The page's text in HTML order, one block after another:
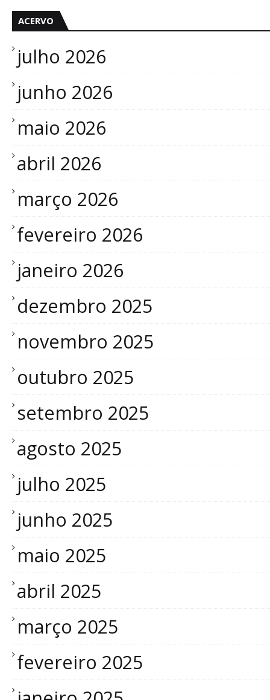
ACERVO
julho 2026
junho 2026
maio 2026
abril 2026
março 2026
fevereiro 2026
janeiro 2026
dezembro 2025
novembro 2025
outubro 2025
setembro 2025
agosto 2025
julho 2025
junho 2025
maio 2025
abril 2025
março 2025
fevereiro 2025